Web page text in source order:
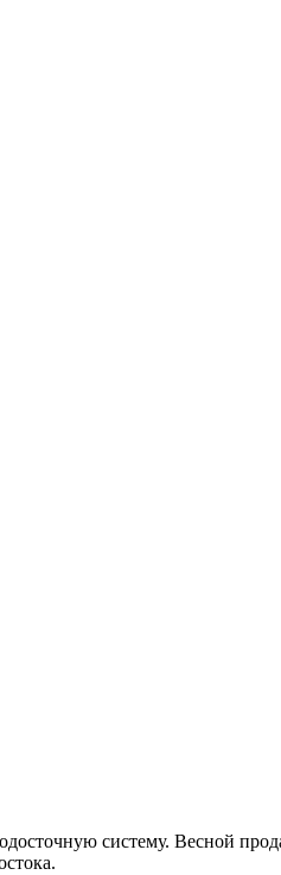
систему. Весной